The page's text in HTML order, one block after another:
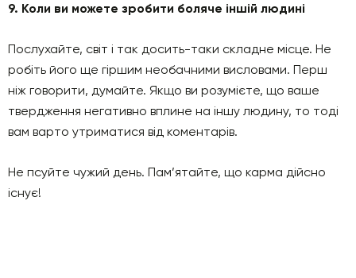
9. Коли ви можете зробити боляче іншій людині
Послухайте, світ і так досить-таки складне місце. Не
робіть його ще гіршим необачними висловами. Перш
ніж говорити, думайте. Якщо ви розумієте, що ваше
твердження негативно вплине на іншу людину, то тоді
вам варто утриматися від коментарів.
Не псуйте чужий день. Пам’ятайте, що карма дійсно
існує!